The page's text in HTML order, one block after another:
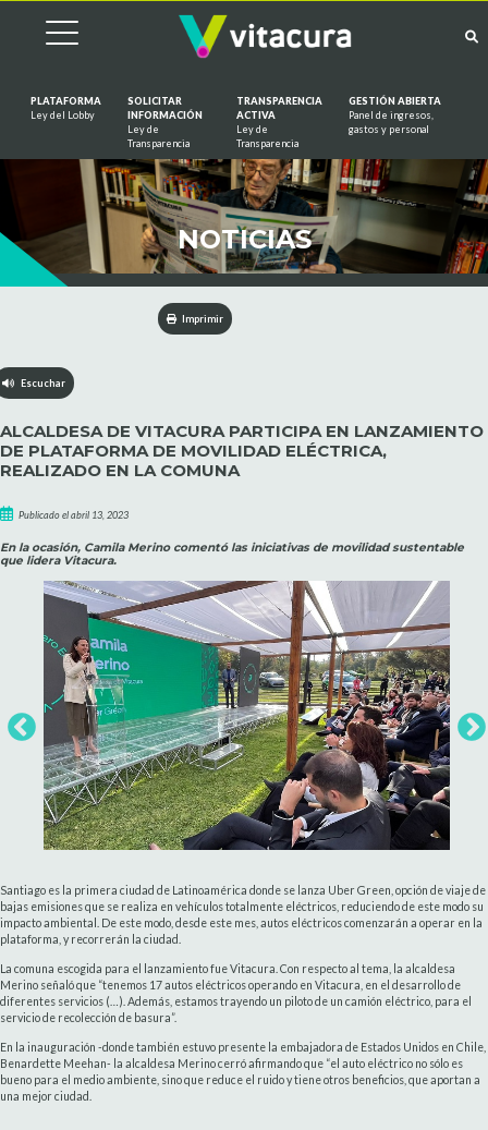
PLATAFORMA
Ley del Lobby
SOLICITAR
INFORMACIÓN
Ley de
Transparencia
TRANSPARENCIA
ACTIVA
Ley de
Transparencia
GESTIÓN ABIERTA
Panel de ingresos,
gastos y personal
NOTICIAS
Imprimir
Escuchar
ALCALDESA DE VITACURA PARTICIPA EN LANZAMIENTO
DE PLATAFORMA DE MOVILIDAD ELÉCTRICA,
REALIZADO EN LA COMUNA
Publicado el abril 13, 2023
En la ocasión, Camila Merino comentó las iniciativas de movilidad sustentable
que lidera Vitacura.
Santiago es la primera ciudad de Latinoamérica donde se lanza Uber Green, opción de viaje de
bajas emisiones que se realiza en vehículos totalmente eléctricos, reduciendo de este modo su
impacto ambiental. De este modo, desde este mes, autos eléctricos comenzarán a operar en la
plataforma, y recorrerán la ciudad.
La comuna escogida para el lanzamiento fue Vitacura. Con respecto al tema, la alcaldesa
Merino señaló que “tenemos 17 autos eléctricos operando en Vitacura, en el desarrollo de
diferentes servicios (…). Además, estamos trayendo un piloto de un camión eléctrico, para el
servicio de recolección de basura”.
En la inauguración -donde también estuvo presente la embajadora de Estados Unidos en Chile,
Benardette Meehan- la alcaldesa Merino cerró afirmando que “el auto eléctrico no sólo es
bueno para el medio ambiente, sino que reduce el ruido y tiene otros beneficios, que aportan a
una mejor ciudad.